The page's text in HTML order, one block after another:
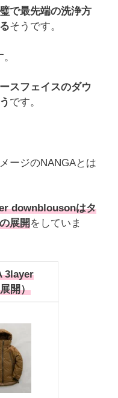
で最先端の洗浄方
そうです。
スフェイスのダウ
です。
ージのNANGAとは
downblousonはタ
展開をしていま
3layer
開）